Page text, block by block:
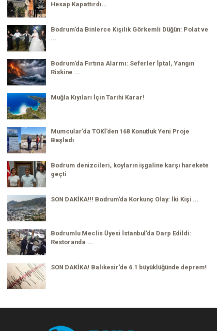
Hesap Kapattırdı…
Bodrum’da Binlerce Kişilik Görkemli Düğün: Polat ve
...
Bodrum’da Fırtına Alarmı: Seferler İptal, Yangın
Riskine ...
Muğla Kıyıları İçin Tarihi Karar!
Mumcular’da TOKİ’den 168 Konutluk Yeni Proje
Başladı
Bodrum denizcileri, koyların işgaline karşı harekete
geçti
SON DAKİKA!!! Bodrum’da Korkunç Olay: İki Kişi ...
Bodrumlu Meclis Üyesi İstanbul’da Darp Edildi:
Restoranda ...
SON DAKİKA! Balıkesir’de 6.1 büyüklüğünde deprem!